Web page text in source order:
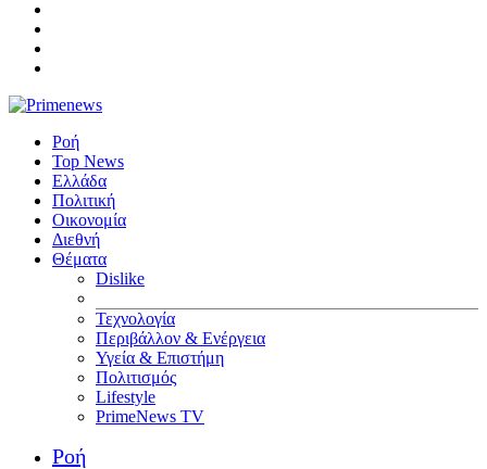
Ροή
Top News
Ελλάδα
Πολιτική
Οικονομία
Διεθνή
Θέματα
Dislike
Τεχνολογία
Περιβάλλον & Ενέργεια
Υγεία & Επιστήμη
Πολιτισμός
Lifestyle
PrimeNews TV
Ροή